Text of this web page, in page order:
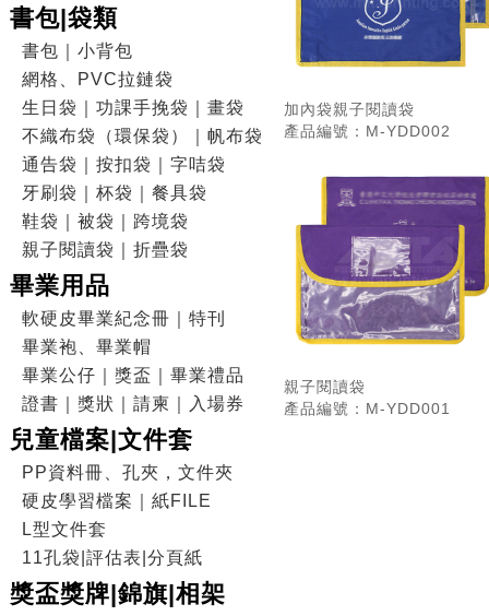
書包|袋類
書包｜小背包
網格、PVC拉鏈袋
生日袋｜功課手挽袋｜畫袋
不織布袋（環保袋）｜帆布袋
通告袋｜按扣袋｜字咭袋
牙刷袋｜杯袋｜餐具袋
鞋袋｜被袋｜跨境袋
親子閱讀袋｜折疊袋
畢業用品
軟硬皮畢業紀念冊｜特刊
畢業袍、畢業帽
畢業公仔｜獎盃｜畢業禮品
證書｜獎狀｜請柬｜入場券
兒童檔案|文件套
PP資料冊、孔夾，文件夾
硬皮學習檔案｜紙FILE
L型文件套
11孔袋|評估表|分頁紙
獎盃獎牌|錦旗|相架
加內袋親子閱讀袋
產品編號：M-YDD002
親子閱讀袋
產品編號：M-YDD001